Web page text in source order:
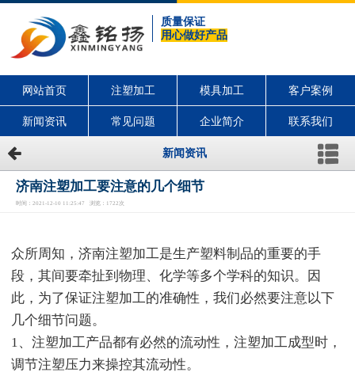
质量保证
用心做好产品
网站首页 注塑加工 模具加工 客户案例
新闻资讯 常见问题 企业简介 联系我们
新闻资讯
济南注塑加工要注意的几个细节
时间：2021-12-10 11:25:47 浏览：1722次
众所周知，济南注塑加工是生产塑料制品的重要的手
段，其间要牵扯到物理、化学等多个学科的知识。因
此，为了保证注塑加工的准确性，我们必然要注意以下
几个细节问题。
1、注塑加工产品都有必然的流动性，注塑加工成型时，
调节注塑压力来操控其流动性。